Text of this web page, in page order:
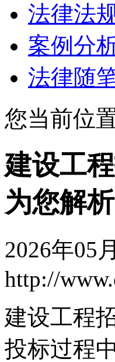
法律法
案例分
法律随
您当前位
建设工
为您解析
2026年05
http://
建设工程
投标过程